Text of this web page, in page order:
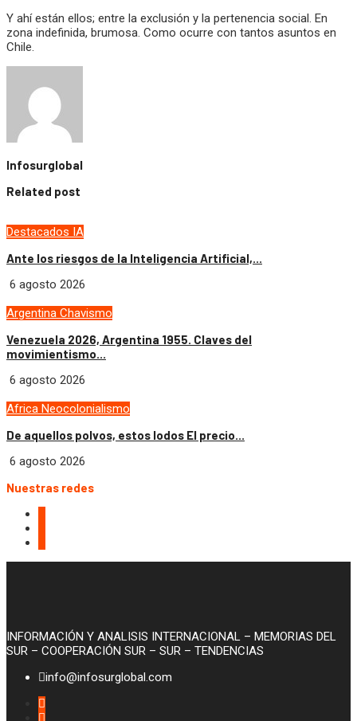
Y ahí están ellos; entre la exclusión y la pertenencia social. En
zona indefinida, brumosa. Como ocurre con tantos asuntos en
Chile.
Infosurglobal
Related post
Destacados IA
Ante los riesgos de la Inteligencia Artificial,...
6 agosto 2026
Argentina Chavismo
Venezuela 2026, Argentina 1955. Claves del
movimientismo...
6 agosto 2026
Africa Neocolonialismo
De aquellos polvos, estos lodos El precio...
6 agosto 2026
Nuestras redes
INFORMACIÓN Y ANALISIS INTERNACIONAL – MEMORIAS DEL
SUR – COOPERACIÓN SUR – SUR – TENDENCIAS
info@infosurglobal.com